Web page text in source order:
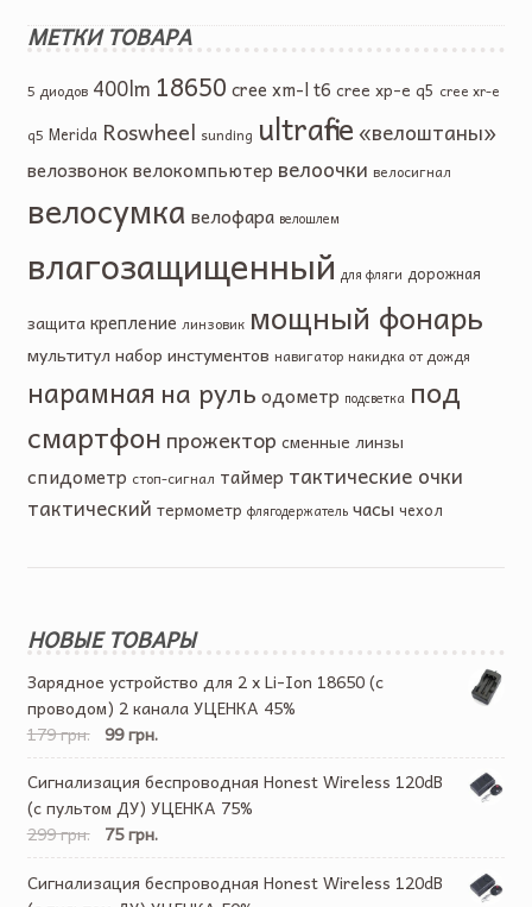
МЕТКИ ТОВАРА
5 диодов 400lm 18650 cree xm-l t6 cree xp-e q5 cree xr-e
q5 Merida Roswheel sunding ultrafire«велоштаны»
велозвонок велокомпьютер велоочки велосигнал
велосумка велофара велошлем
влагозащищенный для фляги дорожная
защита крепление линзовик мощный фонарь
мультитул набор инстументов навигатор накидка от дождя
нарамная на руль одометр подсветка под
смартфон прожектор сменные линзы
спидометр стоп-сигнал таймер тактические очки
тактический термометр флягодержатель часы чехол
НОВЫЕ ТОВАРЫ
Зарядное устройство для 2 x Li-Ion 18650 (с
проводом) 2 канала УЦЕНКА 45%
179 грн. 99 грн.
Сигнализация беспроводная Honest Wireless 120dB
(c пультом ДУ) УЦЕНКА 75%
299 грн.
75 грн.
Сигнализация беспроводная Honest Wireless 120dB